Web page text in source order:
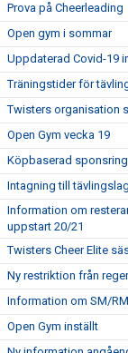
Prova på Cheerleading
Open gym i sommar
Uppdaterad Covid-19
Träningstider för
Twisters organisation
Open Gym vecka 19
Köpbaserad
Intagning till
Information om
uppstart 20/21
Twisters Cheer Elite
Ny restriktion från
Information om SM/
Open Gym inställt